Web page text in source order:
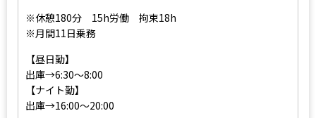
※休憩180分 15h労働 拘束18h
※月間11日乗務
【昼日勤】
出庫→6:30〜8:00
【ナイト勤】
出庫→16:00〜20:00